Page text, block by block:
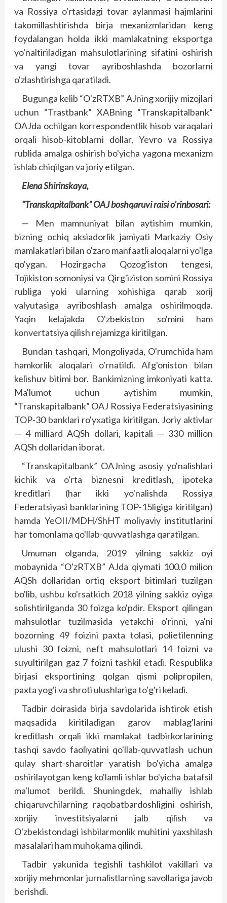
va Rossiya o'rtasidagi tovar aylanmasi hajmlarini
takomillashtirishda birja mexanizmlaridan keng
foydalangan holda ikki mamlakatning eksportga
yo'naltiriladigan mahsulotlarining sifatini oshirish
va yangi tovar ayriboshlashda bozorlarni
o'zlashtirishga qaratiladi.
Bugunga kelib “O'zRTXB” AJning xorijiy mizojlari
uchun “Trastbank” XABning “Transkapitalbank”
OAJda ochilgan korrespondentlik hisob varaqalari
orqali hisob-kitoblarni dollar, Yevro va Rossiya
rublida amalga oshirish bo'yicha yagona mexanizm
ishlab chiqilgan va joriy etilgan.
Elena Shirinskaya,
“Transkapitalbank” OAJ boshqaruvi raisi o'rinbosari:
— Men mamnuniyat bilan aytishim mumkin,
bizning ochiq aksiadorlik jamiyati Markaziy Osiy
mamlakatlari bilan o'zaro manfaatli aloqalarni yo'lga
qo'ygan. Hozirgacha Qozog'iston tengesi,
Tojikiston somoniysi va Qirg'iziston somini Rossiya
rubliga yoki ularning xohishiga qarab xorij
valyutasiga ayriboshlash amalga oshirilmoqda.
Yaqin kelajakda O'zbekiston so'mini ham
konvertatsiya qilish rejamizga kiritilgan.
Bundan tashqari, Mongoliyada, O'rumchida ham
hamkorlik aloqalari o'rnatildi. Afg'oniston bilan
kelishuv bitimi bor. Bankimizning imkoniyati katta.
Ma'lumot uchun aytishim mumkin,
“Transkapitalbank” OAJ Rossiya Federatsiyasining
TOP-30 bank­lari ro'yxatiga kiritilgan. Joriy aktivlar
— 4 milliard AQSh dollari, kapitali — 330 million
AQSh dollaridan iborat.
“Transkapitalbank” OAJning asosiy yo'nalishlari
kichik va o'rta biznesni kreditlash, ipoteka
kreditlari (har ikki yo'nalishda Rossiya
Federatsiyasi banklarining TOP-15ligiga kiritilgan)
hamda YeOII/MDH/ShHT moliyaviy institutlarini
har tomonlama qo'llab-quvvatlashga qaratilgan.
Umuman olganda, 2019 yilning sakkiz oyi
mobaynida “O'zRTXB” AJda qiymati 100.0 milion
AQSh dollaridan ortiq eksport bitimlari tuzilgan
bo'lib, ushbu ko'rsatkich 2018 yilning sakkiz oyiga
solishtirilganda 30 foizga ko'pdir. Eksport qilingan
mahsulotlar tuzilmasida yetakchi o'rinni, ya'ni
bozorning 49 foizini paxta tolasi, polietilenning
ulushi 30 foizni, neft mahsulotlari 14 foizni va
suyultirilgan gaz 7 foizni tashkil etadi. Respublika
birjasi eksportining qolgan qismi polipropilen,
paxta yog'i va shroti ulushlariga to'g'ri keladi.
Tadbir doirasida birja savdolarida ishtirok etish
maqsadida kiritiladigan garov mablag'larini
kreditlash orqali ikki mamlakat tadbirkorlarining
tashqi savdo faoliyatini qo'llab-quvvatlash uchun
qulay shart-sharoitlar yaratish bo'yicha amalga
oshirilayotgan keng ko'lamli ishlar bo'yicha batafsil
ma'lumot berildi. Shuningdek, mahalliy ishlab
chiqaruvchilarning raqobatbardoshligini oshirish,
xorijiy investitsiyalarni jalb qilish va
O'zbekistondagi ishbilarmonlik muhitini yaxshilash
masalalari ham muhokama qilindi.
Tadbir yakunida tegishli tashkilot vakillari va
xorijiy mehmonlar jurnalistlarning savollariga javob
berishdi.